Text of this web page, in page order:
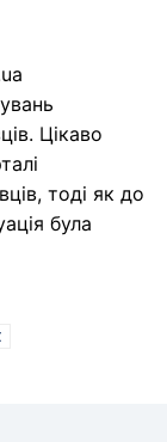
Цікаво
тоді як до
була